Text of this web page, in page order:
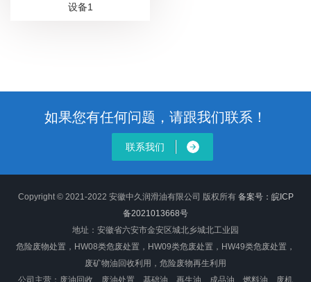
设备1
如果您有任何问题，请跟我们联系！
联系我们
Copyright © 2021-2022 安徽中久润滑油有限公司 版权所有 备案号：皖ICP
备2021013668号
地址：安徽省六安市金安区城北乡城北工业园
危险废物处置，HW08类危废处置，HW09类危废处置，HW49类危废处置，
废矿物油回收利用，危险废物再生利用
公司主营：废油回收、废油处置、基础油、再生油、成品油、燃料油、废机